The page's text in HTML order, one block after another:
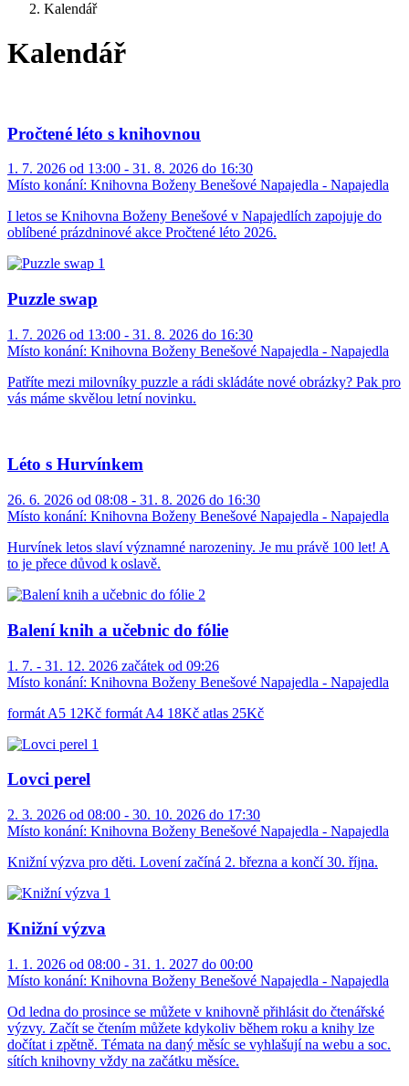
Kalendář
Kalendář
Pročtené léto s knihovnou
1. 7. 2026 od 13:00 - 31. 8. 2026 do 16:30
Místo konání: Knihovna Boženy Benešové Napajedla - Napajedla
I letos se Knihovna Boženy Benešové v Napajedlích zapojuje do
oblíbené prázdninové akce Pročtené léto 2026.
Puzzle swap
1. 7. 2026 od 13:00 - 31. 8. 2026 do 16:30
Místo konání: Knihovna Boženy Benešové Napajedla - Napajedla
Patříte mezi milovníky puzzle a rádi skládáte nové obrázky? Pak pro
vás máme skvělou letní novinku.
Léto s Hurvínkem
26. 6. 2026 od 08:08 - 31. 8. 2026 do 16:30
Místo konání: Knihovna Boženy Benešové Napajedla - Napajedla
Hurvínek letos slaví významné narozeniny. Je mu právě 100 let! A
to je přece důvod k oslavě.
Balení knih a učebnic do fólie
1. 7. - 31. 12. 2026 začátek od 09:26
Místo konání: Knihovna Boženy Benešové Napajedla - Napajedla
formát A5 12Kč formát A4 18Kč atlas 25Kč
Lovci perel
2. 3. 2026 od 08:00 - 30. 10. 2026 do 17:30
Místo konání: Knihovna Boženy Benešové Napajedla - Napajedla
Knižní výzva pro děti. Lovení začíná 2. března a končí 30. října.
Knižní výzva
1. 1. 2026 od 08:00 - 31. 1. 2027 do 00:00
Místo konání: Knihovna Boženy Benešové Napajedla - Napajedla
Od ledna do prosince se můžete v knihovně přihlásit do čtenářské
výzvy. Začít se čtením můžete kdykoliv během roku a knihy lze
dočítat i zpětně. Témata na daný měsíc se vyhlašují na webu a soc.
sítích knihovny vždy na začátku měsíce.